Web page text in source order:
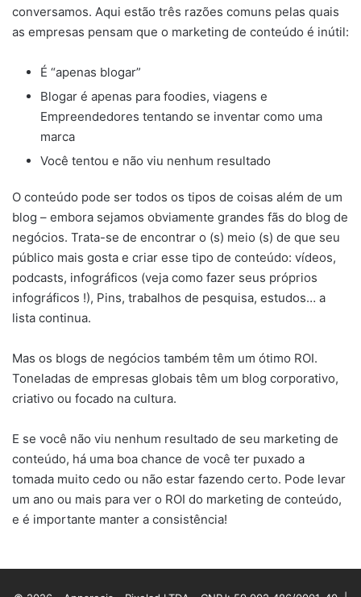
conversamos. Aqui estão três razões comuns pelas quais
as empresas pensam que o marketing de conteúdo é inútil:
É “apenas blogar”
Blogar é apenas para foodies, viagens e
Empreendedores tentando se inventar como uma
marca
Você tentou e não viu nenhum resultado
O conteúdo pode ser todos os tipos de coisas além de um
blog – embora sejamos obviamente grandes fãs do blog de
negócios. Trata-se de encontrar o (s) meio (s) de que seu
público mais gosta e criar esse tipo de conteúdo: vídeos,
podcasts, infográficos (veja como fazer seus próprios
infográficos !), Pins, trabalhos de pesquisa, estudos… a
lista continua.
Mas os blogs de negócios também têm um ótimo ROI.
Toneladas de empresas globais têm um blog corporativo,
criativo ou focado na cultura.
E se você não viu nenhum resultado de seu marketing de
conteúdo, há uma boa chance de você ter puxado a
tomada muito cedo ou não estar fazendo certo. Pode levar
um ano ou mais para ver o ROI do marketing de conteúdo,
e é importante manter a consistência!